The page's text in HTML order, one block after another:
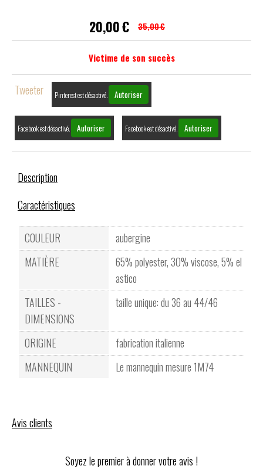
20,00€ 35,00€
Victime de son succès
Tweeter Pinterest est désactivé. Autoriser
Facebook est désactivé. Autoriser Facebook est désactivé. Autoriser
Description
Caractéristiques
COULEUR
aubergine
MATIÈRE
65% polyester, 30% viscose, 5% el
astico
TAILLES -
DIMENSIONS
taille unique: du 36 au 44/46
ORIGINE
fabrication italienne
MANNEQUIN
Le mannequin mesure 1M74
Avis clients
Soyez le premier à donner votre avis !